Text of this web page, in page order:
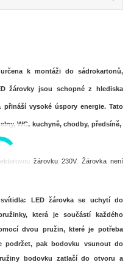
k montáži do sádrokartonů,
žárovky jsou schopné z hlediska
vysoké úspory energie. Tato
WC, kuchyně, chodby, předsíně,
žárovku 230V. Žárovka není
LED žárovka se uchytí do
která je součástí každého
dvou pružin, které je potřeba
pak bodovku vsunout do
bodovku zatlačí do otvoru a